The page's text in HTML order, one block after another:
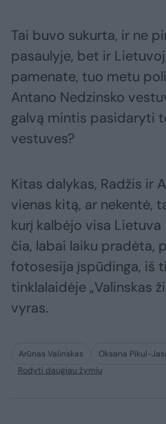
Tai buvo sukurta, ir ne
pasaulyje, bet ir
pamenate, tuo metu
Antano Nedzinsko
galvą mintis pasidaryti
vestuves?
Kitas dalykas, Radžis ir
vienas kitą, ar nekentė,
kurį kalbėjo visa Lietuva
čia, labai laiku pradėta,
fotosesija įspūdinga, iš
tinklalaidėje „Valinskas
vyras.
Arūnas Valinskas Oksana Pikul-
Rodyti daugiau žymių